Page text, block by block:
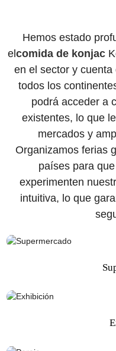
Hemos estado
elcomida de konjac
en el sector y
todos los
podrá acceder a
existentes, lo que
mercados y
Organizamos ferias
países para
experimenten
intuitiva, lo que